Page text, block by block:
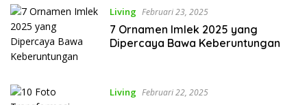
Living Februari 23, 2025
7 Ornamen Imlek 2025 yang
Dipercaya Bawa Keberuntungan
Living Februari 22, 2025